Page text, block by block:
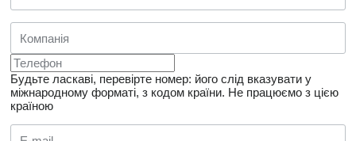
Будьте ласкаві, перевірте номер: його слід вказувати у
міжнародному форматі, з кодом країни. Не працюємо з цією
країною